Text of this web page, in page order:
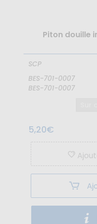
Piton douille
SCP
BES-701-0007
BES-701-0007
5,20€